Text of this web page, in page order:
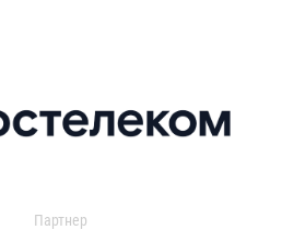
Партнер